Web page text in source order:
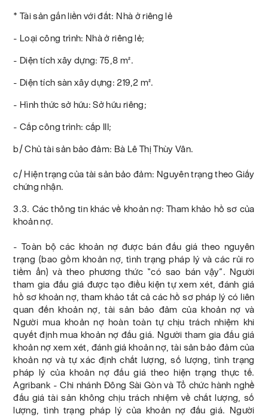
* Tài sản gắn liền với đất: Nhà ở riêng lẻ
- Loại công trình: Nhà ở riêng lẻ;
- Diện tích xây dựng: 75,8 m².
- Diện tích sàn xây dựng: 219,2 m².
- Hình thức sở hữu: Sở hữu riêng;
- Cấp công trình: cấp III;
b/ Chủ tài sản bảo đảm: Bà Lê Thị Thùy Vân.
c/ Hiện trạng của tài sản bảo đảm: Nguyên trạng theo Giấy
chứng nhận.
3.3. Các thông tin khác về khoản nợ: Tham khảo hồ sơ của
khoản nợ.
- Toàn bộ các khoản nợ được bán đấu giá theo nguyên
trạng (bao gồm khoản nợ, tình trạng pháp lý và các rủi ro
tiềm ẩn) và theo phương thức “có sao bán vậy”. Người
tham gia đấu giá được tạo điều kiện tự xem xét, đánh giá
hồ sơ khoản nợ, tham khảo tất cả các hồ sơ pháp lý có liên
quan đến khoản nợ, tài sản bảo đảm của khoản nợ và
Người mua khoản nợ hoàn toàn tự chịu trách nhiệm khi
quyết định mua khoản nợ đấu giá. Người tham gia đấu giá
khoản nợ xem xét, đánh giá khoản nợ, tài sản bảo đảm của
khoản nợ và tự xác định chất lượng, số lượng, tình trạng
pháp lý của khoản nợ đấu giá theo hiện trạng thực tế.
Agribank - Chi nhánh Đông Sài Gòn và Tổ chức hành nghề
đấu giá tài sản không chịu trách nhiệm về chất lượng, số
lượng, tình trạng pháp lý của khoản nợ đấu giá. Người